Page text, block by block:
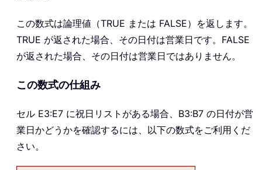
この数式は論理値（TRUE または FALSE）を返します。
TRUE が返された場合、その日付は営業日です。FALSE
が返された場合、その日付は営業日ではありません。
この数式の仕組み
セル E3:E7 に祝日リストがある場合、B3:B7 の日付が営
業日かどうかを確認するには、以下の数式をご利用くだ
さい。